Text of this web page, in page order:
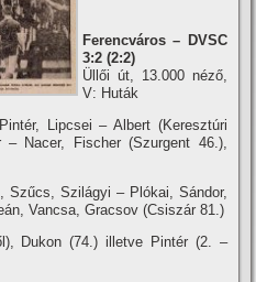
Ferencváros – DVSC
3:2 (2:2)
Üllői út, 13.000 néző,
V: Huták
Lipcsei – Albert (Keresztúri
– Nacer, Fischer (Szurgent 46.),
Szűcs, Szilágyi – Plókai, Sándor,
Vancsa, Gracsov (Csiszár 81.)
Dukon (74.) illetve Pintér (2. –